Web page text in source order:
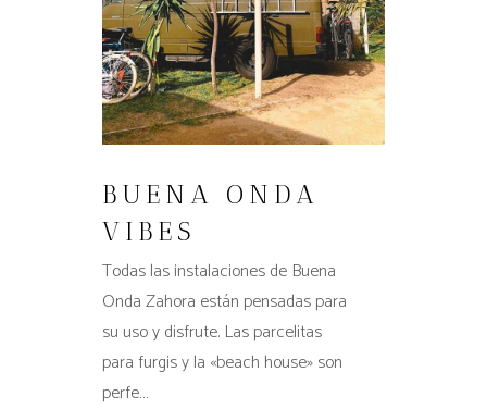
BUENA ONDA
VIBES
Todas las instalaciones de Buena
Onda Zahora están pensadas para
su uso y disfrute. Las parcelitas
para furgis y la «beach house» son
perfe…